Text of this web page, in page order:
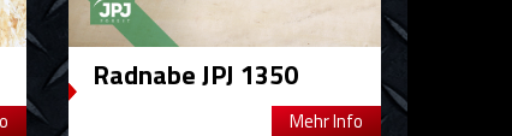
Radnabe JPJ 1350
Mehr Info